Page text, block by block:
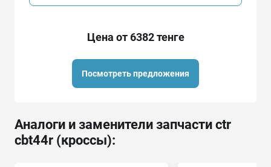
Цена от 6382 тенге
Посмотреть предложения
Аналоги и заменители запчасти ctr
cbt44r (кроссы):